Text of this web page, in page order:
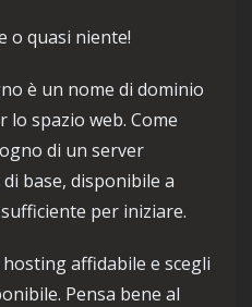
o quasi niente!
è un nome di dominio
spazio web. Come
di un server
base, disponibile a
per iniziare.
affidabile e scegli
Pensa bene al